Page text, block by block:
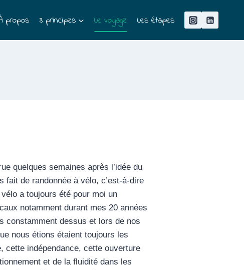
propos 3 principes Le voyage Les étapes
quelques semaines après l’idée du
fait de randonnée à vélo, c’est-à-dire
a toujours été pour moi un
notamment durant mes 20 années
constamment dessus et lors de nos
nous étions étaient toujours les
indépendance, cette ouverture
et de la fluidité dans les